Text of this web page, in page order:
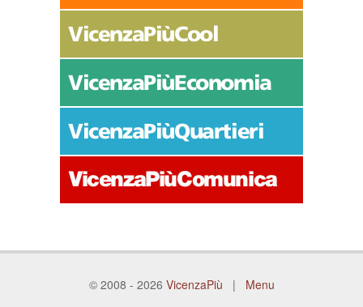
© 2008 - 2026 VicenzaPiù | Menu